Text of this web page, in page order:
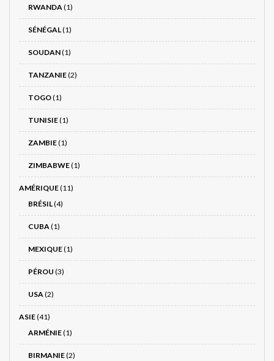
RWANDA(1)
SÉNÉGAL(1)
SOUDAN(1)
TANZANIE(2)
TOGO(1)
TUNISIE(1)
ZAMBIE(1)
ZIMBABWE(1)
AMÉRIQUE(11)
BRÉSIL(4)
CUBA(1)
MEXIQUE(1)
PÉROU (3)
USA(2)
ASIE(41)
ARMÉNIE(1)
BIRMANIE(2)